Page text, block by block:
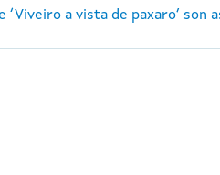
‘Viveiro a vista de paxaro’